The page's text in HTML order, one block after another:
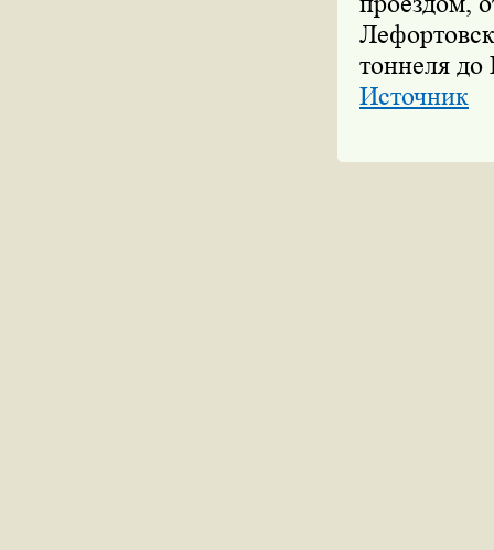
тоннеля до
Источник